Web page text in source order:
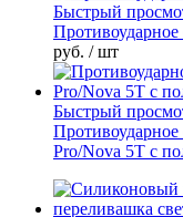
Быстрый
руб. / шт
Быстрый
Pro/Nova 5T с